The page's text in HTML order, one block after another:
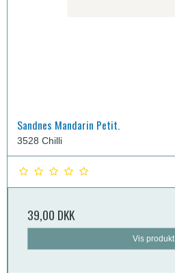
Sandnes Mandarin Petit.
3528 Chilli
39,00 DKK
Vis produkt